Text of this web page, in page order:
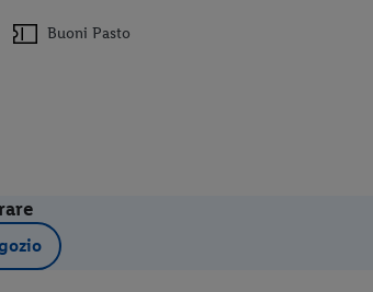
Buoni Pasto